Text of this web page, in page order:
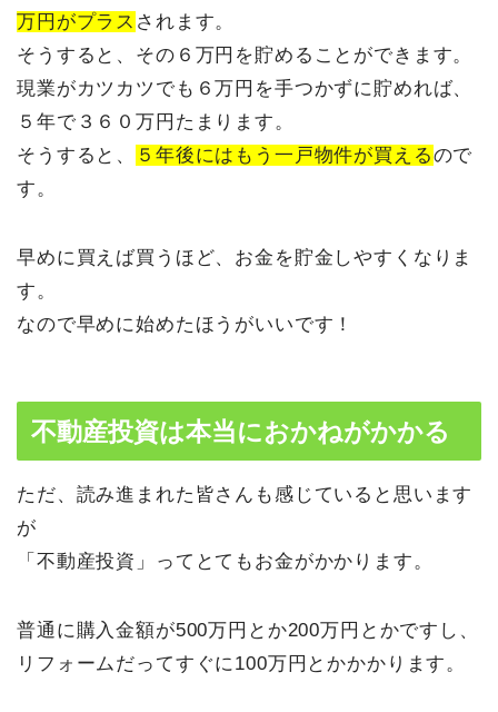
万円がプラス されます。
そうすると、その６万円を貯めることができます。
現業がカツカツでも６万円を手つかずに貯めれば、
５年で３６０万円たまります。
そうすると、
５年後にはもう一戸物件が買えるので
す。
早めに買えば買うほど、お金を貯金しやすくなりま
す。
なので早めに始めたほうがいいです！
不動産投資は本当におかねがかかる
ただ、読み進まれた皆さんも感じていると思います
が
「不動産投資」ってとてもお金がかかります。
普通に購入金額が500万円とか200万円とかですし、
リフォームだってすぐに100万円とかかかります。